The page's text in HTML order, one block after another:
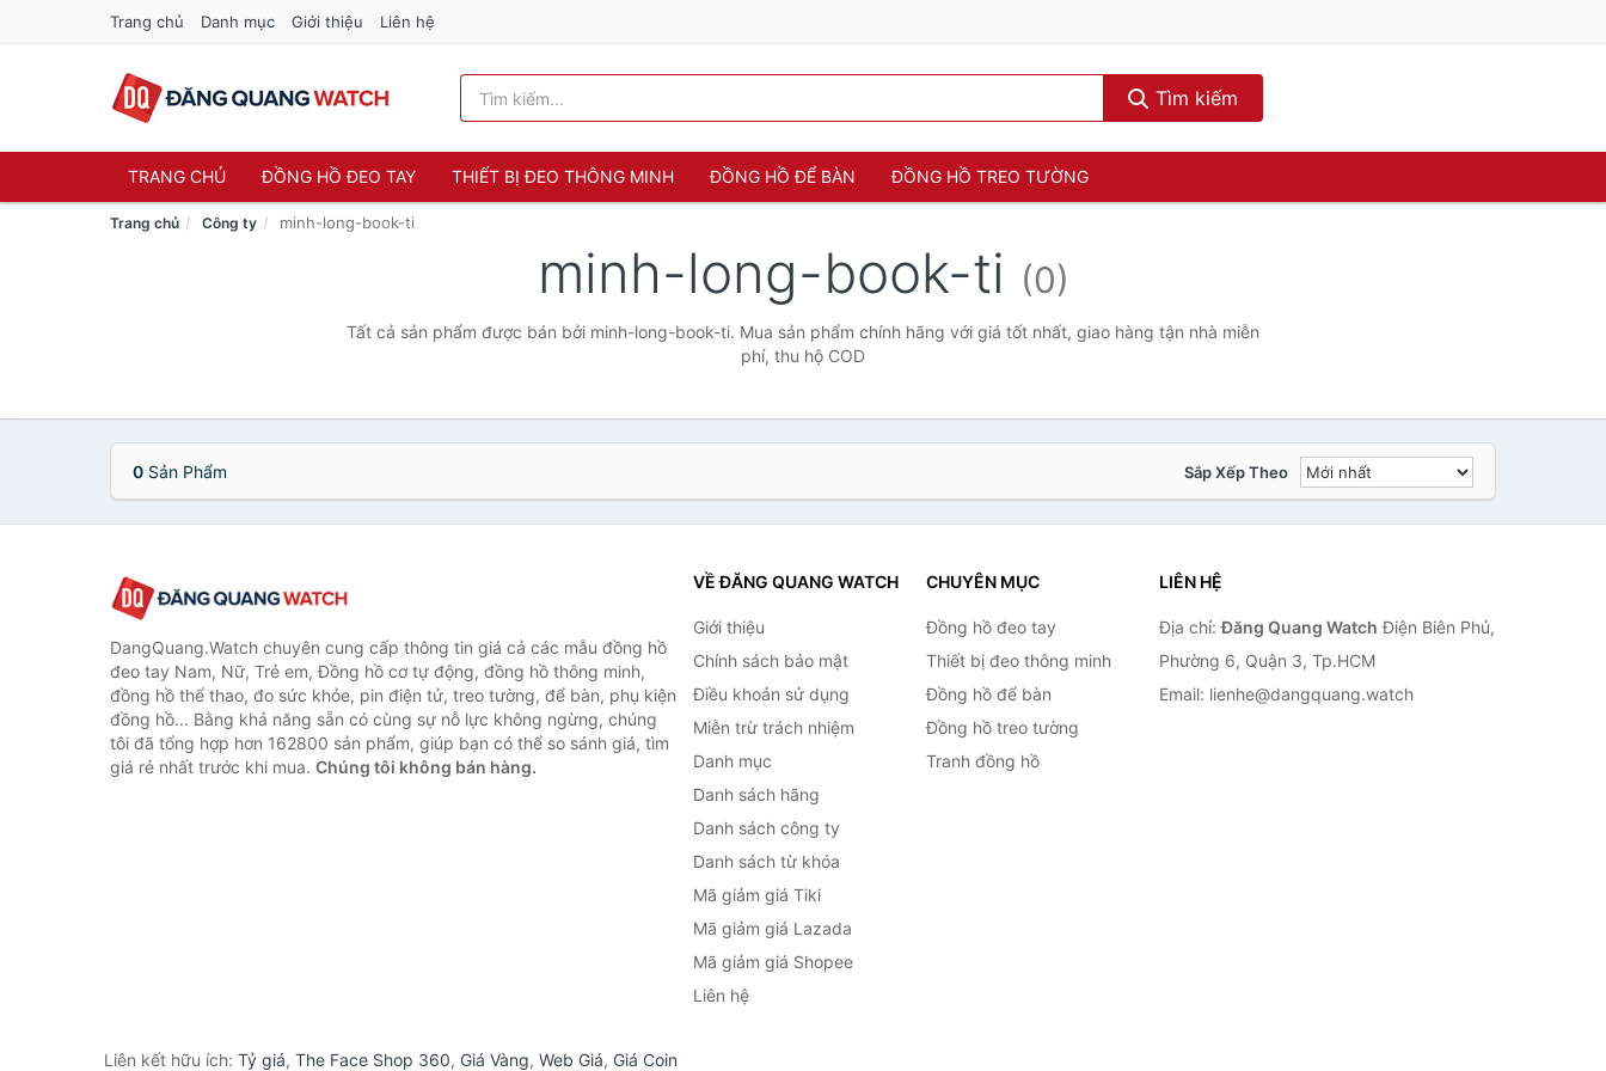
Trang chủ Danh mục Giới thiệu Liên hệ
Tìm kiếm
TRANG CHỦ ĐỒNG HỒ ĐEO TAY THIẾT BỊ ĐEO THÔNG MINH ĐỒNG HỒ ĐỂ BÀN ĐỒNG HỒ TREO TƯỜNG
Trang chủ Công ty minh-long-book-ti
minh-long-book-ti (0)
Tất cả sản phẩm được bán bởi minh-long-book-ti. Mua sản phẩm chính hãng với giá tốt nhất, giao hàng tận nhà miễn
phí, thu hộ COD
0 Sản Phẩm Sắp Xếp Theo
DangQuang.Watch chuyên cung cấp thông tin giá cả các mẫu đồng hồ
đeo tay Nam, Nữ, Trẻ em, Đồng hồ cơ tự động, đồng hồ thông minh,
đồng hồ thể thao, đo sức khỏe, pin điện tử, treo tường, để bàn, phụ kiện
đồng hồ... Bằng khả năng sẵn có cùng sự nỗ lực không ngừng, chúng
tôi đã tổng hợp hơn 162800 sản phẩm, giúp bạn có thể so sánh giá, tìm
giá rẻ nhất trước khi mua. Chúng tôi không bán hàng.
VỀ ĐĂNG QUANG WATCH
Giới thiệu
Chính sách bảo mật
Điều khoản sử dụng
Miễn trừ trách nhiệm
Danh mục
Danh sách hãng
Danh sách công ty
Danh sách từ khóa
Mã giảm giá Tiki
Mã giảm giá Lazada
Mã giảm giá Shopee
Liên hệ
CHUYÊN MỤC
Đồng hồ đeo tay
Thiết bị đeo thông minh
Đồng hồ để bàn
Đồng hồ treo tường
Tranh đồng hồ
LIÊN HỆ
Địa chỉ:Đăng Quang Watch Điện Biên Phủ,
Phường 6, Quận 3, Tp.HCM
Email: lienhe@dangquang.watch
Liên kết hữu ích: Tỷ giá, The Face Shop 360, Giá Vàng, Web Giá, Giá Coin